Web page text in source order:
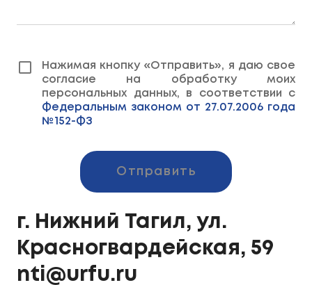
г. Нижний Тагил, ул.
Красногвардейская, 59
nti@urfu.ru
Нажимая кнопку «Отправить», я даю свое
согласие на обработку моих
персональных данных, в соответствии с
Федеральным законом от 27.07.2006 года
№152-ФЗ
Отправить